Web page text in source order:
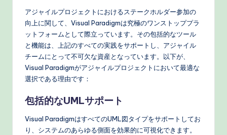
アジャイルプロジェクトにおけるステークホルダー参加の
向上に関して、Visual Paradigmは究極のワンストッププラ
ットフォームとして際立っています。その包括的なツール
と機能は、上記のすべての実践をサポートし、アジャイル
チームにとって不可欠な資産となっています。以下が、
Visual Paradigmがアジャイルプロジェクトにおいて最適な
選択である理由です：
包括的なUMLサポート
Visual ParadigmはすべてのUML図タイプをサポートしてお
り、システムのあらゆる側面を効果的に可視化できます。